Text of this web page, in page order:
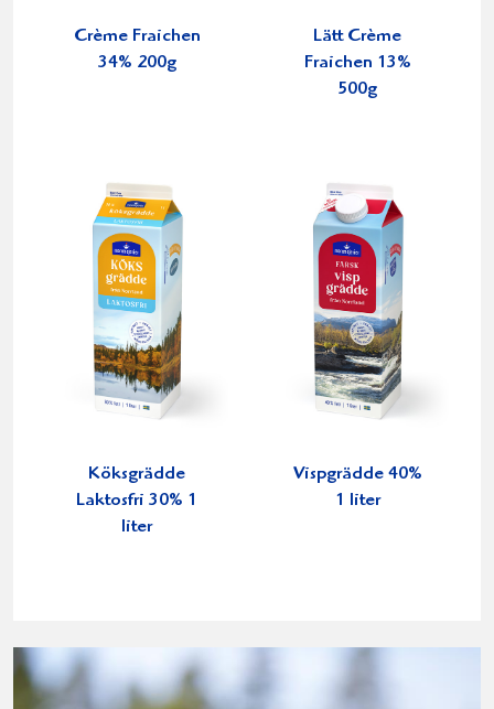
Crème Fraichen
34% 200g
Lätt Crème
Fraichen 13%
500g
Köksgrädde
Laktosfri 30% 1
liter
Vispgrädde 40%
1 liter